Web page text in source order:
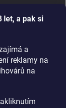
let, a pak si
a
reklamy na
na
CAT